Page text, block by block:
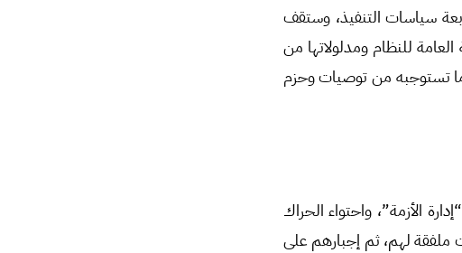
سياسات التنفيذ، وستقف
للنظام ومدلولاتها من
تستوجبه من توصيات وحزم
الأزمة”، واحتواء الحراك
ملفقة لهم، ثم إجبارهم على